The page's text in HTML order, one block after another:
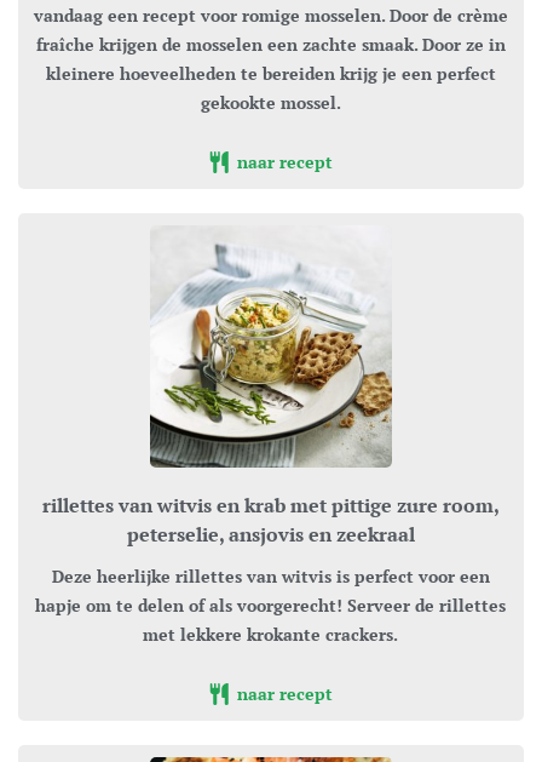
vandaag een recept voor romige mosselen. Door de crème
fraîche krijgen de mosselen een zachte smaak. Door ze in
kleinere hoeveelheden te bereiden krijg je een perfect
gekookte mossel.
naar recept
rillettes van witvis en krab met pittige zure room,
peterselie, ansjovis en zeekraal
Deze heerlijke rillettes van witvis is perfect voor een
hapje om te delen of als voorgerecht! Serveer de rillettes
met lekkere krokante crackers.
naar recept